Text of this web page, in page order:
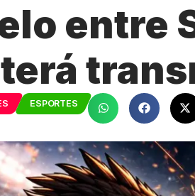
entre
terá
ESPORTES